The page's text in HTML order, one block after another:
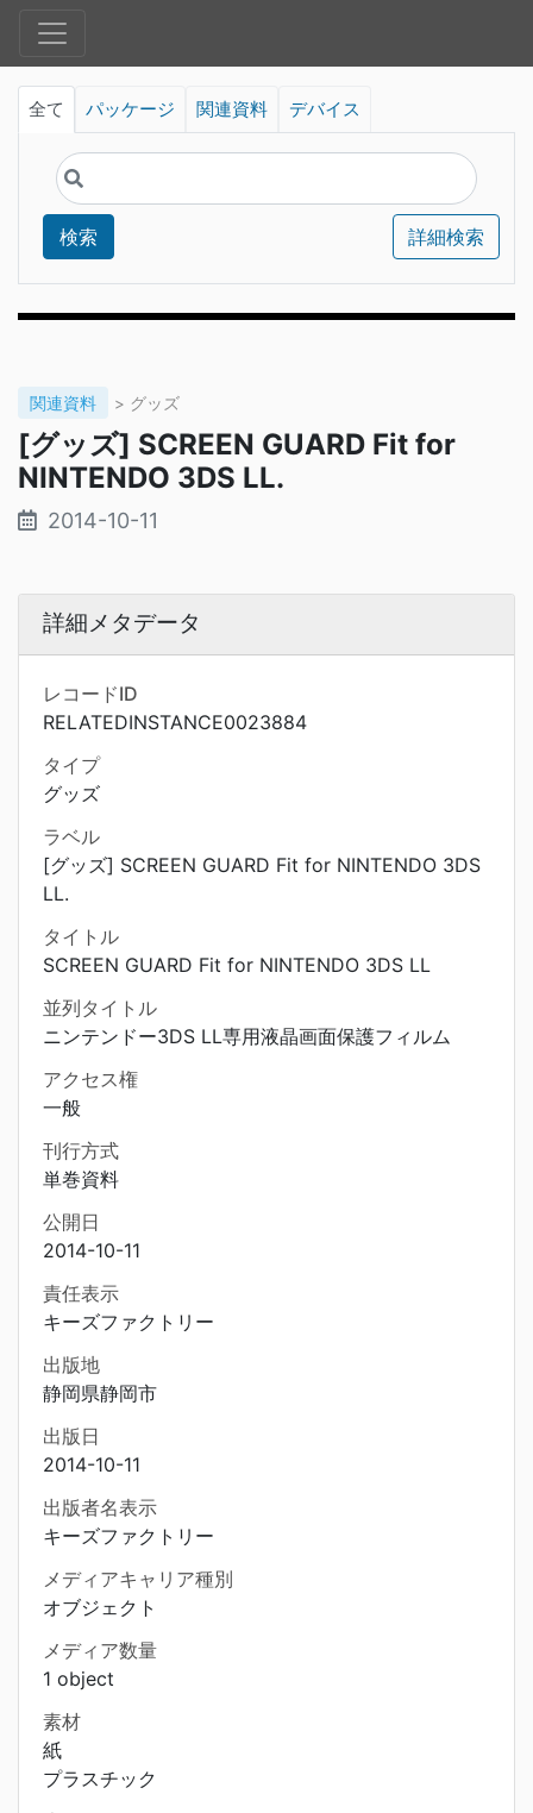
全て パッケージ 関連資料 デバイス
検索 詳細検索
関連資料 > グッズ
[グッズ] SCREEN GUARD Fit for
NINTENDO 3DS LL.
2014-10-11
詳細メタデータ
レコードID
RELATEDINSTANCE0023884
タイプ
グッズ
ラベル
[グッズ] SCREEN GUARD Fit for NINTENDO 3DS
LL.
タイトル
SCREEN GUARD Fit for NINTENDO 3DS LL
並列タイトル
ニンテンドー3DS LL専用液晶画面保護フィルム
アクセス権
一般
刊行方式
単巻資料
公開日
2014-10-11
責任表示
キーズファクトリー
出版地
静岡県静岡市
出版日
2014-10-11
出版者名表示
キーズファクトリー
メディアキャリア種別
オブジェクト
メディア数量
1 object
素材
紙
プラスチック